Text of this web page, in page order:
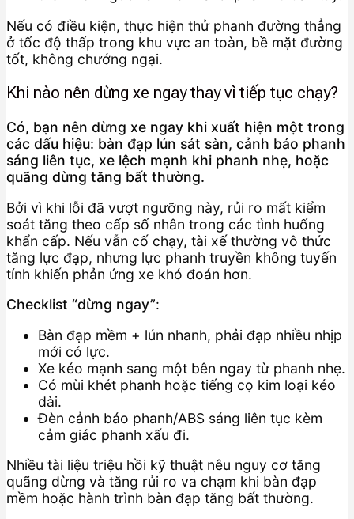
Nếu có điều kiện, thực hiện thử phanh đường thẳng
ở tốc độ thấp trong khu vực an toàn, bề mặt đường
tốt, không chướng ngại.
Khi nào nên dừng xe ngay thay vì tiếp tục chạy?
Có, bạn nên dừng xe ngay khi xuất hiện một trong
các dấu hiệu: bàn đạp lún sát sàn, cảnh báo phanh
sáng liên tục, xe lệch mạnh khi phanh nhẹ, hoặc
quãng dừng tăng bất thường.
Bởi vì khi lỗi đã vượt ngưỡng này, rủi ro mất kiểm
soát tăng theo cấp số nhân trong các tình huống
khẩn cấp. Nếu vẫn cố chạy, tài xế thường vô thức
tăng lực đạp, nhưng lực phanh truyền không tuyến
tính khiến phản ứng xe khó đoán hơn.
Checklist “dừng ngay”:
Bàn đạp mềm + lún nhanh, phải đạp nhiều nhịp
mới có lực.
Xe kéo mạnh sang một bên ngay từ phanh nhẹ.
Có mùi khét phanh hoặc tiếng cọ kim loại kéo
dài.
Đèn cảnh báo phanh/ABS sáng liên tục kèm
cảm giác phanh xấu đi.
Nhiều tài liệu triệu hồi kỹ thuật nêu nguy cơ tăng
quãng dừng và tăng rủi ro va chạm khi bàn đạp
mềm hoặc hành trình bàn đạp tăng bất thường.